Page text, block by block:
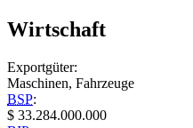
Wirtschaft
Exportgüter:
Maschinen, Fahrzeuge
BSP:
$ 33.284.000.000